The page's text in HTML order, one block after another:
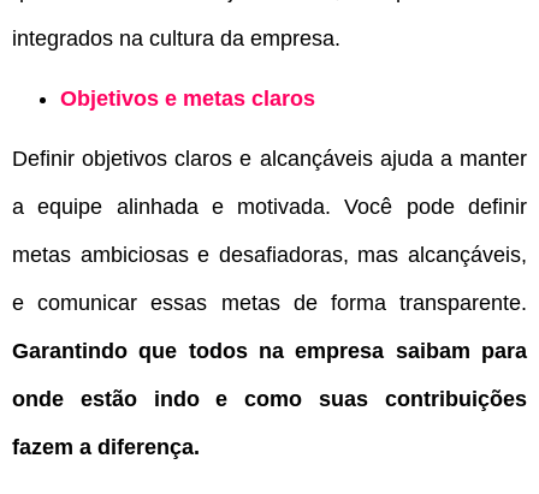
integrados na cultura da empresa.
Objetivos e metas claros
Definir objetivos claros e alcançáveis ajuda a manter
a equipe alinhada e motivada. Você pode definir
metas ambiciosas e desafiadoras, mas alcançáveis,
e comunicar essas metas de forma transparente.
Garantindo que todos na empresa saibam para
onde estão indo e como suas contribuições
fazem a diferença.